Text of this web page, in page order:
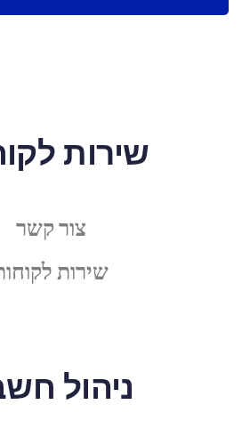
שירות
צור קשר
שירות
ניהול